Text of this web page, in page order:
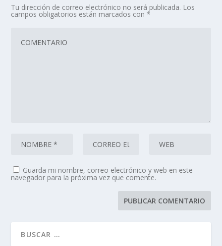
Tu dirección de correo electrónico no será publicada. Los
campos obligatorios están marcados con*
Guarda mi nombre, correo electrónico y web en este
navegador para la próxima vez que comente.